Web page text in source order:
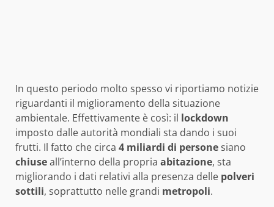
In questo periodo molto spesso vi riportiamo notizie
riguardanti il miglioramento della situazione
ambientale. Effettivamente è così: il lockdown
imposto dalle autorità mondiali sta dando i suoi
frutti. Il fatto che circa 4 miliardi di personesiano
chiuseall’interno della propria abitazione, sta
migliorando i dati relativi alla presenza delle polveri
sottili, soprattutto nelle grandi metropoli.